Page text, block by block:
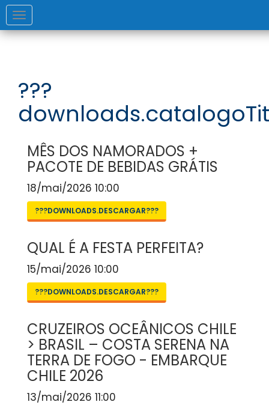
Toggle
navigation
???
MÊS DOS NAMORADOS +
PACOTE DE BEBIDAS GRÁTIS
18/mai/2026 10:00
???DOWNLOADS.DESCARGAR???
QUAL É A FESTA PERFEITA?
15/mai/2026 10:00
???DOWNLOADS.DESCARGAR???
CRUZEIROS OCEÂNICOS CHILE
> BRASIL – COSTA SERENA NA
TERRA DE FOGO - EMBARQUE
CHILE 2026
13/mai/2026 11:00